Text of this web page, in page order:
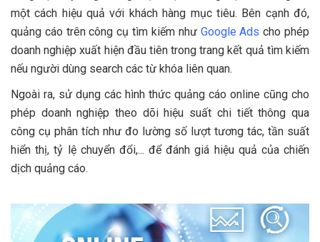
một cách hiệu quả với khách hàng mục tiêu. Bên cạnh đó,
quảng cáo trên công cụ tìm kiếm như Google Ads cho phép
doanh nghiệp xuất hiện đầu tiên trong trang kết quả tìm kiếm
nếu người dùng search các từ khóa liên quan.
Ngoài ra, sử dụng các hình thức quảng cáo online cũng cho
phép doanh nghiệp theo dõi hiệu suất chi tiết thông qua
công cụ phân tích như đo lường số lượt tương tác, tần suất
hiển thị, tỷ lệ chuyển đổi,... để đánh giá hiệu quả của chiến
dịch quảng cáo.